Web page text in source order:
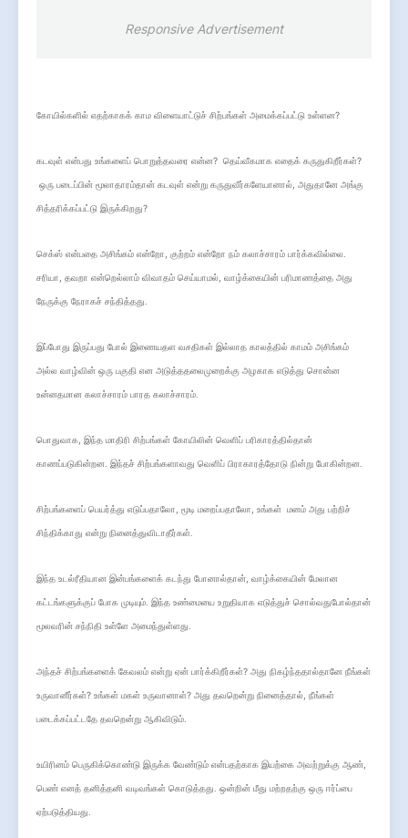
Responsive Advertisement
கோயில்களில் எதற்காகக் காம விளையாட்டுச் சிற்பங்கள் அமைக்கப்பட்டு உள்ளன?
கடவுள் என்பது உங்களைப் பொறுத்தவரை என்ன? தெய்வீகமாக எதைக் கருதுகிறீர்கள்?
ஒரு படைப்பின் மூலாதாரம்தான் கடவுள் என்று கருதுவீர்களேயானால் அதுதானே அங்கு
சித்தரிக்கப்பட்டு இருக்கிறது?
செக்ஸ் என்பதை அசிங்கம் என்றோ குற்றம் என்றோ நம் கலாச்சாரம் பார்க்கவில்லை.
சரியா தவறா என்றெல்லாம் விவாதம் செய்யாமல் வாழ்க்கையின் பரிமாணத்தை அது
நேருக்கு நேராகச் சந்தித்தது.
இப்போது இருப்பது போல் இணையதள வசதிகள் இல்லாத காலத்தில் காமம் அசிங்கம்
அல்ல வாழ்வின் ஒரு பகுதி என அடுத்ததலைமுறைக்கு அழகாக எடுத்து சொன்ன
உன்னதமான கலாச்சாரம் பாரத கலாச்சாரம்.
பொதுவாக இந்த மாதிரி சிற்பங்கள் கோயிலின் வெளிப் பரிகாரத்தில்தான்
காணப்படுகின்றன. இந்தச் சிற்பங்களாவது வெளிப் பிராகாரத்தோடு நின்று போகின்றன.
சிற்பங்களைப் பெயர்த்து எடுப்பதாலோ மூடி மறைப்பதாலோ உங்கள் மனம் அது பற்றிச்
சிந்திக்காது என்று நினைத்துவிடாதீர்கள்.
இந்த உடல்ரீதியான இன்பங்களைக் கடந்து போனால்தான் வாழ்க்கையின் மேலான
கட்டங்களுக்குப் போக முடியும். இந்த உண்மையை உறுதியாக எடுத்துச் சொல்வதுபோல்தான்
மூலவரின் சந்நிதி உள்ளே அமைந்துள்ளது.
அந்தச் சிற்பங்களைக் கேவலம் என்று ஏன் பார்க்கிறீர்கள்? அது நிகழ்ந்ததால்தானே நீங்கள்
உருவானீர்கள்? உங்கள் மகள் உருவானாள்? அது தவறென்று நினைத்தால் நீங்கள்
படைக்கப்பட்டதே தவறென்று ஆகிவிடும்.
உயிரினம் பெருகிக்கொண்டு இருக்க வேண்டும் என்பதற்காக இயற்கை அவற்றுக்கு ஆண்
பெண் எனத் தனித்தனி வடிவங்கள் கொடுத்தது. ஒன்றின் மீது மற்றதற்கு ஒரு ஈர்ப்பை
ஏற்படுத்தியது.